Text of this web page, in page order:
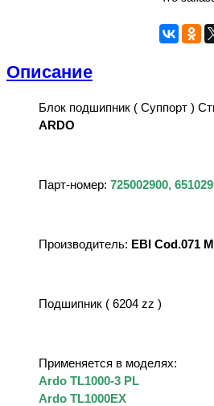
Описание
Блок подшипник ( Суппорт )
ARDO
Парт-номер: 725002900,
Производитель: EBI Cod.071
Подшипник ( 6204 zz )
Применяется в моделях:
Ardo TL1000-3 PL
Ardo TL1000EX